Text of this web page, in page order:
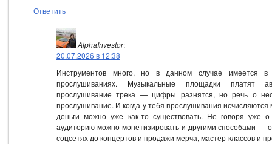
Ответить
AlphaInvestor:
20.07.2026 в 12:38
Инструментов много, но в данном случае имеется в
прослушиваниях. Музыкальные площадки платят
прослушивание трека — цифры разнятся, но речь о
прослушивание. И когда у тебя прослушивания
деньги можно уже как-то существовать. Не говоря уже
аудиторию можно монетизировать и другими способами —
соцсетях до концертов и продажи мерча, мастер-классов и